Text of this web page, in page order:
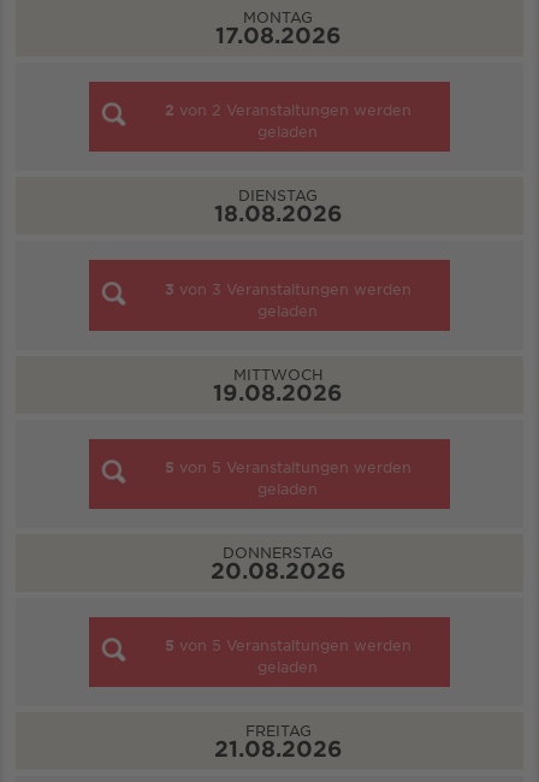
MONTAG
17.08.2026
2 von 2 Veranstaltungen werden
geladen
DIENSTAG
18.08.2026
3 von 3 Veranstaltungen werden
geladen
MITTWOCH
19.08.2026
5 von 5 Veranstaltungen werden
geladen
DONNERSTAG
20.08.2026
5 von 5 Veranstaltungen werden
geladen
FREITAG
21.08.2026